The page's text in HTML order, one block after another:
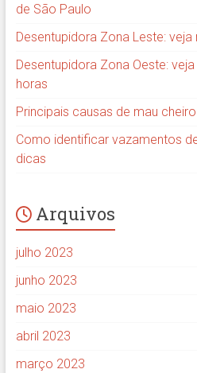
de São Paulo
Desentupidora Zona Leste:
Desentupidora Zona Oeste:
horas
Principais causas de mau
Como identificar vazamentos
dicas
Arquivos
julho 2023
junho 2023
maio 2023
abril 2023
março 2023